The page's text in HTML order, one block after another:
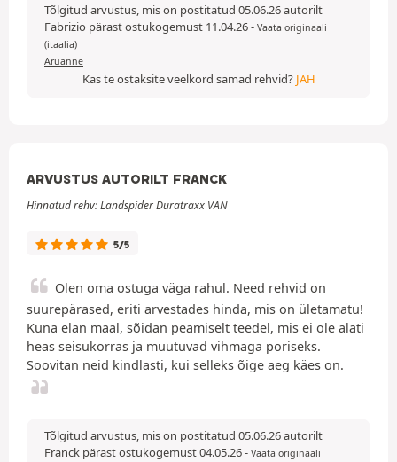
Tõlgitud arvustus, mis on postitatud 05.06.26 autorilt
Fabrizio pärast ostukogemust 11.04.26- Vaata originaali
(itaalia)
Aruanne
Kas te ostaksite veelkord samad rehvid? JAH
ARVUSTUS AUTORILT FRANCK
Hinnatud rehv: Landspider Duratraxx VAN
5/5
Olen oma ostuga väga rahul. Need rehvid on
suurepärased, eriti arvestades hinda, mis on ületamatu!
Kuna elan maal, sõidan peamiselt teedel, mis ei ole alati
heas seisukorras ja muutuvad vihmaga poriseks.
Soovitan neid kindlasti, kui selleks õige aeg käes on.
Tõlgitud arvustus, mis on postitatud 05.06.26 autorilt
Franck pärast ostukogemust 04.05.26- Vaata originaali